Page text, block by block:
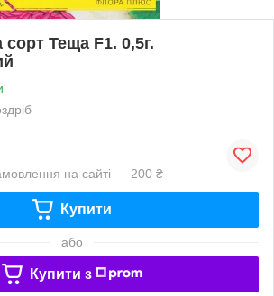
сорт Теща F1. 0,5г.
на сайті — 200 ₴
Купити
або
Купити з